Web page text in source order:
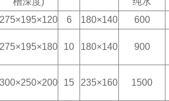
275×195×120 6 180×140 600
275×195×180 10 180×140 900
300×250×200 15 235×160 1500